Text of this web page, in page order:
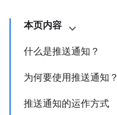
本页内容
什么是推送通知？
为何要使用推送通知？
推送通知的运作方式